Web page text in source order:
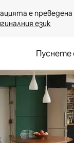
език
Пуснете